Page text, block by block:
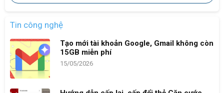
Tin công nghệ
Tạo mới tài khoản Google, Gmail không còn
15GB miễn phí
15/05/2026